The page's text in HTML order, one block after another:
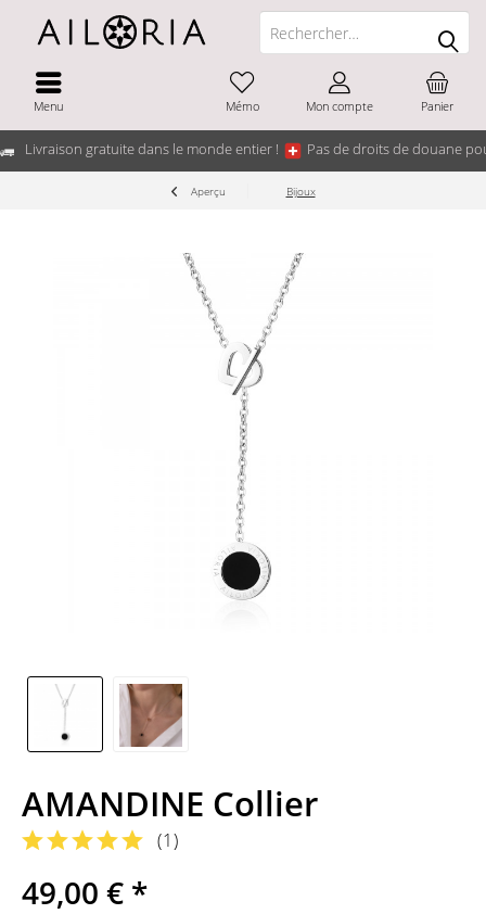
Livraison gratuite dans le monde entier ! Pas de droits de douane
Menu Panier
Mémo Mon compte
Aperçu Bijoux
AMANDINE Collier
(1)
49,00 € *